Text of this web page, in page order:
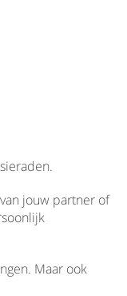
jouw partner of
Maar ook